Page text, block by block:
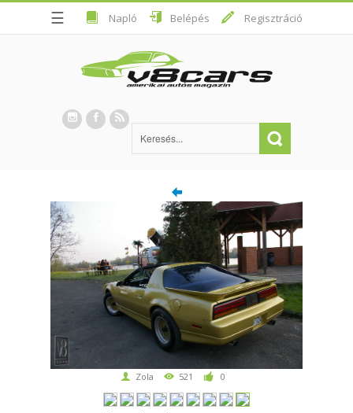
☰ Napló Belépés Regisztráció
Zola 521 0